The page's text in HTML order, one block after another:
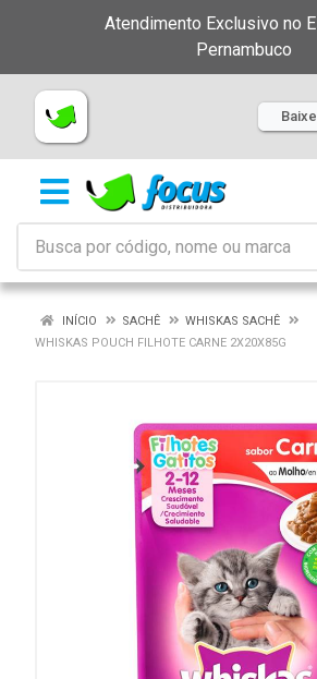
Atendimento Exclusivo no
Pernambuco
INÍCIO SACHÊ
WHISKAS SACHÊ
WHISKAS POUCH FILHOTE CARNE 2X20X85G